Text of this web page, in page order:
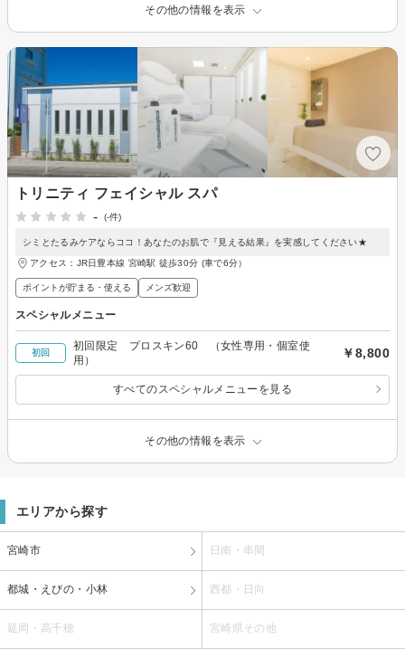
その他の情報を表示
トリニティ フェイシャル スパ
-
(-件)
シミとたるみケアならココ！あなたのお肌で『見える結果』を実感してください★
アクセス：JR日豊本線 宮崎駅 徒歩30分 (車で6分）
ポイントが貯まる・使える メンズ歓迎
スペシャルメニュー
初回
初回限定 プロスキン60 （女性専用・個室使
用）
￥8,800
すべてのスペシャルメニューを見る
その他の情報を表示
エリアから探す
宮崎市 日南・串間
都城・えびの・小林 西都・日向
延岡・高千穂 宮崎県その他